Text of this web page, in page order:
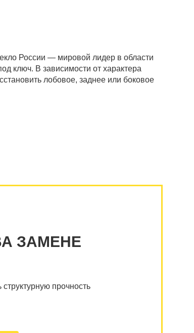
России — мировой лидер в области
ключ. В зависимости от характера
лобовое, заднее или боковое
ЗАМЕНЕ
прочность